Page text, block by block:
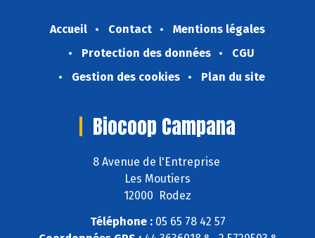
Accueil Contact
Mentions légales
Protection des données
CGU
Gestion des cookies
Plan du site
Biocoop Campana
8 Avenue de l'Entreprise
Les Moutiers
12000 Rodez
Téléphone :05 65 78 42 57